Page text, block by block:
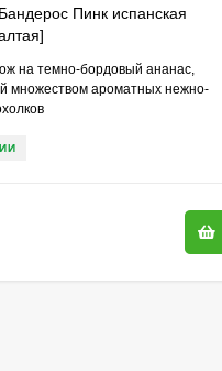
Пинк испанская
на темно-бордовый ананас,
множеством ароматных нежно-